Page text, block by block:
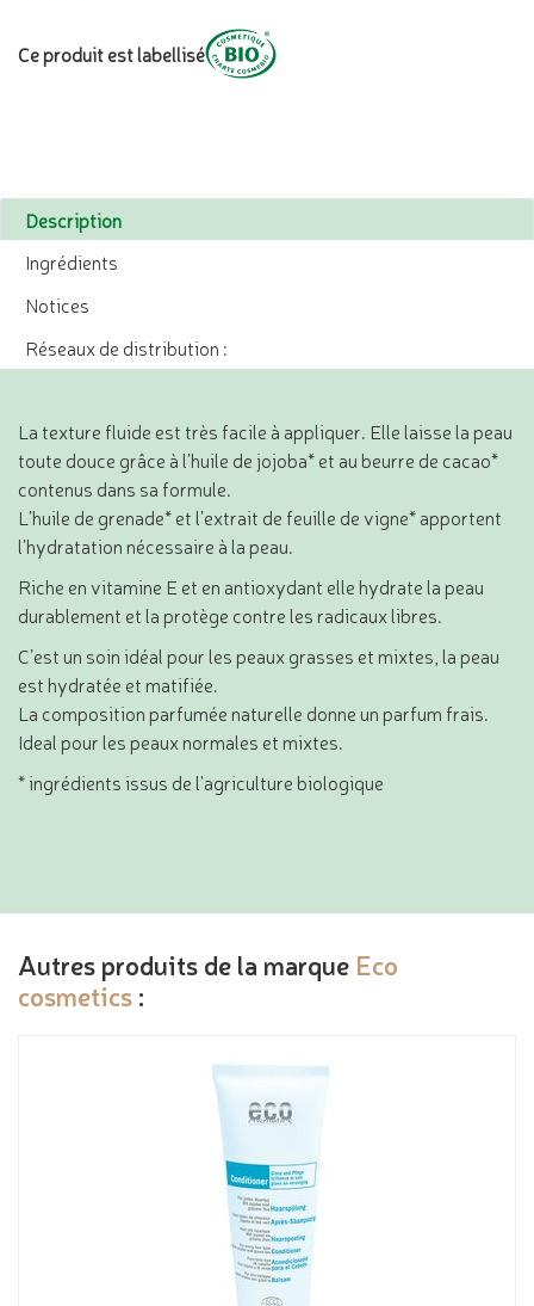
Ce produit est labellisé
Description
Ingrédients
Notices
Réseaux de distribution :
La texture fluide est très facile à appliquer. Elle laisse la peau
toute douce grâce à l’huile de jojoba* et au beurre de cacao*
contenus dans sa formule.
L’huile de grenade* et l’extrait de feuille de vigne* apportent
l’hydratation nécessaire à la peau.
Riche en vitamine E et en antioxydant elle hydrate la peau
durablement et la protège contre les radicaux libres.
C’est un soin idéal pour les peaux grasses et mixtes, la peau
est hydratée et matifiée.
La composition parfumée naturelle donne un parfum frais.
Ideal pour les peaux normales et mixtes.
* ingrédients issus de l'agriculture biologique
Autres produits de la marque Eco
cosmetics :